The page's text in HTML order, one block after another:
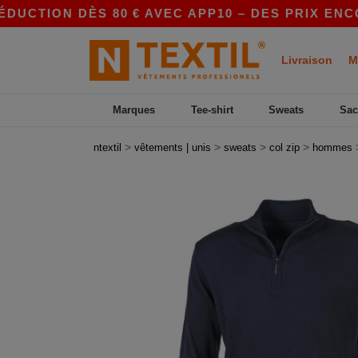
DÈS 80 € AVEC APP10 – DES PRIX ENCORE
Livraison
Marques Tee-shirt Sweats
ntextil > vêtements | unis > sweats > col zip > hommes